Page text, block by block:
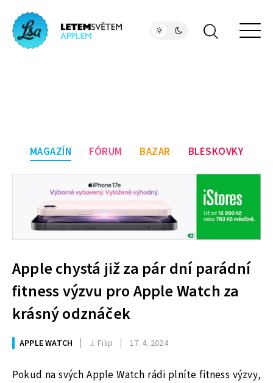
MAGAZÍN FÓRUM BAZAR BLESKOVKY
Apple chystá již za pár dní parádní
fitness výzvu pro Apple Watch za
krásný odznáček
APPLE WATCH J. Filip 17. 4. 2024
Pokud na svých Apple Watch rádi plníte fitness výzvy,